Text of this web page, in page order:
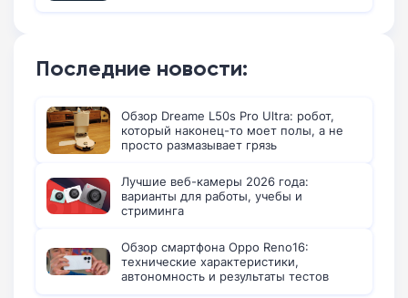
Последние новости:
Обзор Dreame L50s Pro Ultra: робот,
который наконец-то моет полы, а не
просто размазывает грязь
Лучшие веб-камеры 2026 года:
варианты для работы, учебы и
стриминга
Обзор смартфона Oppo Reno16:
технические характеристики,
автономность и результаты тестов